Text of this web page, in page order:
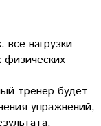
нагрузки
физических
тренер будет
упражнений,